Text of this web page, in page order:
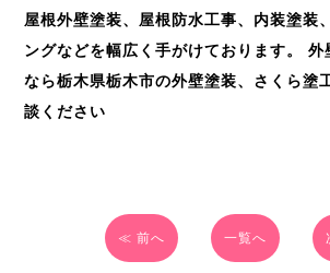
屋根外壁塗装、屋根防水工事、内装塗装
ングなどを幅広く手がけております。
外
なら栃木県栃木市の外壁塗装、さくら塗
談ください
≪ 前へ 一覧へ